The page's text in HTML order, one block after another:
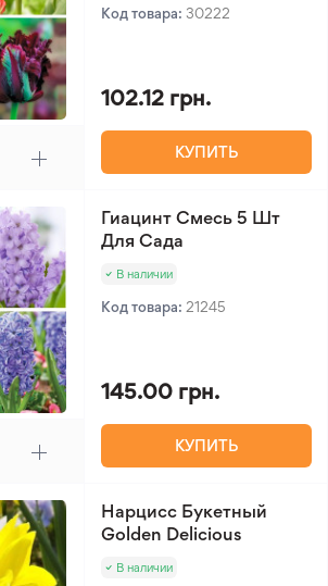
Код товара: 30222
102.12 грн.
КУПИТЬ
Гиацинт Смесь 5 Шт
Для Сада
В наличии
Код товара: 21245
145.00 грн.
КУПИТЬ
Нарцисс Букетный
Golden Delicious
В наличии